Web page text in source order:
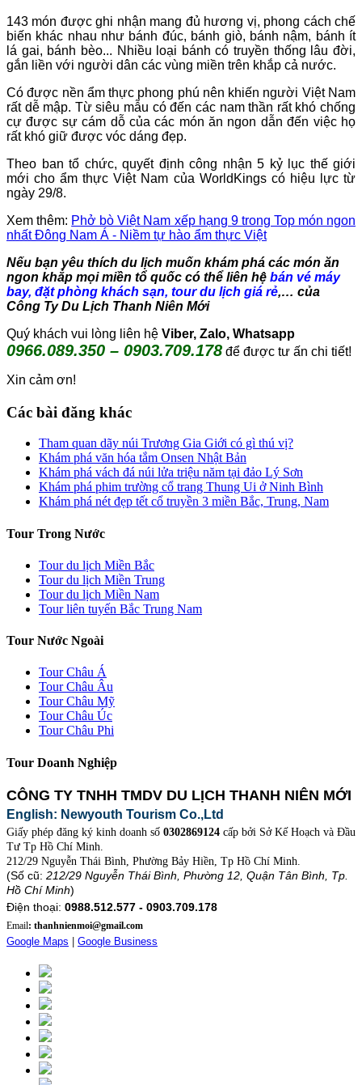
143 món được ghi nhận mang đủ hương vị, phong cách chế
biến khác nhau như bánh đúc, bánh giò, bánh nậm, bánh ít
lá gai, bánh bèo... Nhiều loại bánh có truyền thống lâu đời,
gắn liền với người dân các vùng miền trên khắp cả nước.
Có được nền ẩm thực phong phú nên khiến người Việt Nam
rất dễ mập. Từ siêu mẫu có đến các nam thần rất khó chống
cự được sự cám dỗ của các món ăn ngon dẫn đến việc họ
rất khó giữ được vóc dáng đẹp.
Theo ban tổ chức, quyết định công nhận 5 kỷ lục thế giới
mới cho ẩm thực Việt Nam của WorldKings có hiệu lực từ
ngày 29/8.
Xem thêm: Phở bò Việt Nam xếp hạng 9 trong Top món ngon
nhất Đông Nam Á - Niềm tự hào ẩm thực Việt
Nếu bạn yêu thích du lịch muốn khám phá các món ăn
ngon khắp mọi miền tổ quốc có thể liên hệ bán vé máy
bay, đặt phòng khách sạn, tour du lịch giá rẻ,… của
Công Ty Du Lịch Thanh Niên Mới
Quý khách vui lòng liên hệ Viber, Zalo, Whatsapp
0966.089.350 – 0903.709.178 để được tư ấn chi tiết!
Xin cảm ơn!
Các bài đăng khác
Tham quan dãy núi Trương Gia Giới có gì thú vị?
Khám phá văn hóa tắm Onsen Nhật Bản
Khám phá vách đá núi lửa triệu năm tại đảo Lý Sơn
Khám phá phim trường cổ trang Thung Ui ở Ninh Bình
Khám phá nét đẹp tết cổ truyền 3 miền Bắc, Trung, Nam
Tour Trong Nước
Tour du lịch Miền Bắc
Tour du lịch Miền Trung
Tour du lịch Miền Nam
Tour liên tuyến Bắc Trung Nam
Tour Nước Ngoài
Tour Châu Á
Tour Châu Âu
Tour Châu Mỹ
Tour Châu Úc
Tour Châu Phi
Tour Doanh Nghiệp
CÔNG TY TNHH TMDV DU LỊCH THANH NIÊN MỚI
English: Newyouth Tourism Co.,Ltd
Giấy phép đăng ký kinh doanh số 0302869124 cấp bởi Sở Kế Hoạch và Đầu
Tư Tp Hồ Chí Minh.
212/29 Nguyễn Thái Bình, Phường Bảy Hiền, Tp Hồ Chí Minh.
(Số cũ: 212/29 Nguyễn Thái Bình, Phường 12, Quận Tân Bình, Tp.
Hồ Chí Minh)
Điện thoại: 0988.512.577 - 0903.709.178
Email: thanhnienmoi@gmail.com
Google Maps Google Business